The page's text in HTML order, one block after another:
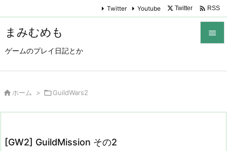
まみむめも
ゲームのプレイ日記とか

Twitter Youtube Twitter  RSS
 ホーム > GuildWars2
[GW2] GuildMission その2